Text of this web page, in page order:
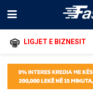
LIGJET E BIZNESIT